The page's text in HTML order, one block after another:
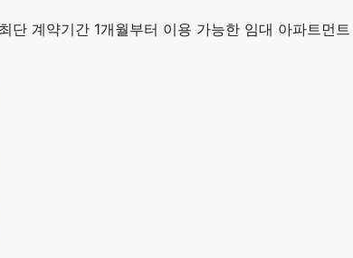
최단 계약기간 1개월부터 이용 가능한 임대 아파트먼트